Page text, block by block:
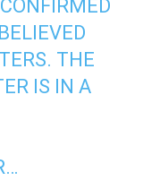
THE
IS IN A